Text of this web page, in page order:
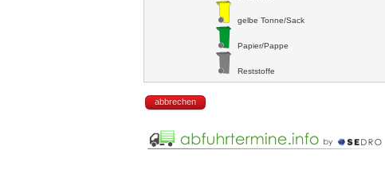
gelbe Tonne/Sack
Papier/Pappe
Reststoffe
abbrechen